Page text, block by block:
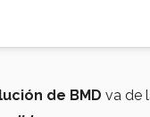
de BMD va de